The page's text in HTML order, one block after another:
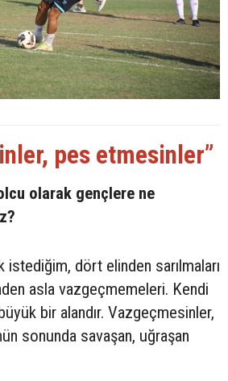
pes etmesinler”
olarak gençlere ne
istediğim, dört elinden sarılmaları
asla vazgeçmemeleri. Kendi
bir alandır. Vazgeçmesinler,
sonunda savaşan, uğraşan